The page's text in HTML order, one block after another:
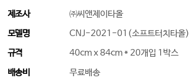
제조사
㈜씨앤제이타올
모델명
CNJ-2021-01(소프트터치타올)
규격
40cm x 84cm * 20개입 1박스
배송비
무료배송